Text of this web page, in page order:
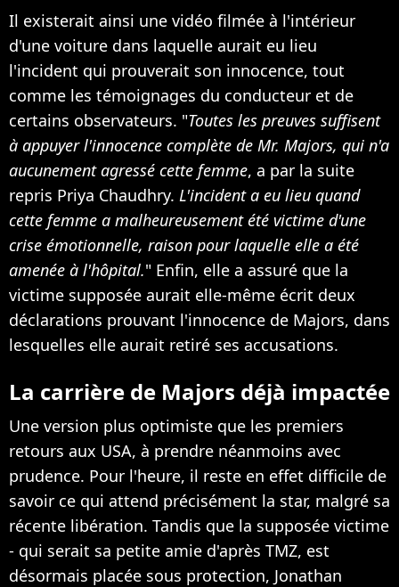
Il existerait ainsi une vidéo filmée à l'intérieur
d'une voiture dans laquelle aurait eu lieu
l'incident qui prouverait son innocence, tout
comme les témoignages du conducteur et de
certains observateurs. "Toutes les preuves suffisent
à appuyer l'innocence complète de Mr. Majors, qui n'a
aucunement agressé cette femme, a par la suite
repris Priya Chaudhry. L'incident a eu lieu quand
cette femme a malheureusement été victime d'une
crise émotionnelle, raison pour laquelle elle a été
amenée à l'hôpital." Enfin, elle a assuré que la
victime supposée aurait elle-même écrit deux
déclarations prouvant l'innocence de Majors, dans
lesquelles elle aurait retiré ses accusations.
La carrière de Majors déjà impactée
Une version plus optimiste que les premiers
retours aux USA, à prendre néanmoins avec
prudence. Pour l'heure, il reste en effet difficile de
savoir ce qui attend précisément la star, malgré sa
récente libération. Tandis que la supposée victime
- qui serait sa petite amie d'après TMZ, est
désormais placée sous protection, Jonathan